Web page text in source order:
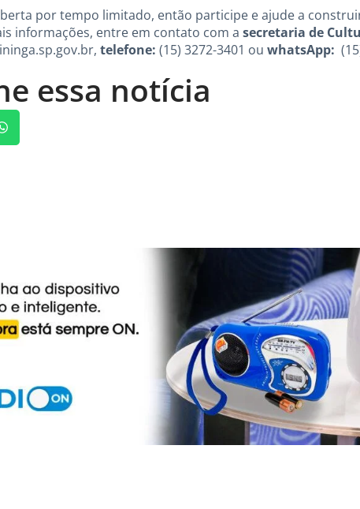
por tempo limitado, então participe e ajude a
informações, entre em contato com a secretaria de
, telefone: (15) 3272-3401 ou whatsApp:
essa notícia